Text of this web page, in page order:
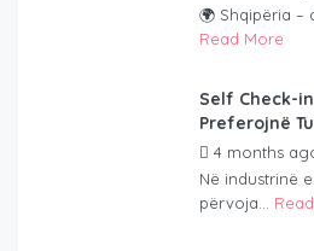
🌍 Shqipëria –
Read More
Self Check-
Preferojnë
4 months
Në industrinë
përvoja...